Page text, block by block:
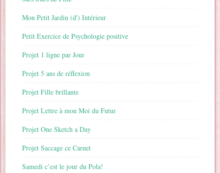
Mon Petit Jardin (d') Intérieur
Petit Exercice de Psychologie positive
Projet 1 ligne par Jour
Projet 5 ans de réflexion
Projet Fille brillante
Projet Lettre à mon Moi du Futur
Projet One Sketch a Day
Projet Saccage ce Carnet
Samedi c’est le jour du Pola!